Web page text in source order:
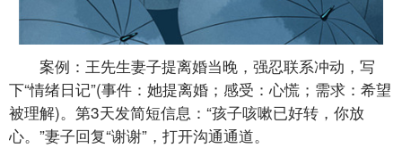
案例：王先生妻子提离婚当晚，强忍联系冲动，写
下“情绪日记”(事件：她提离婚；感受：心慌；需求：希望
被理解)。第3天发简短信息：“孩子咳嗽已好转，你放
心。”妻子回复“谢谢”，打开沟通通道。